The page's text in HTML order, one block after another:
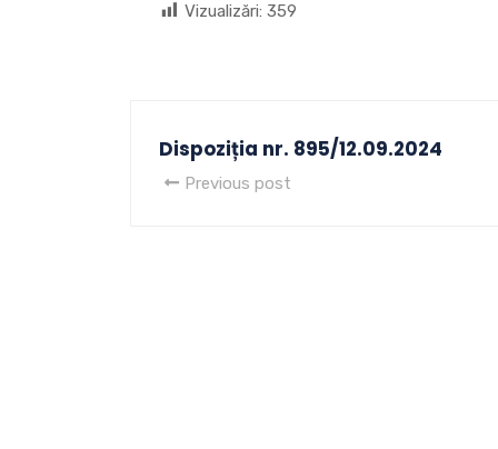
Vizualizări: 359
Dispoziția nr. 895/12.09.2024
Previous post